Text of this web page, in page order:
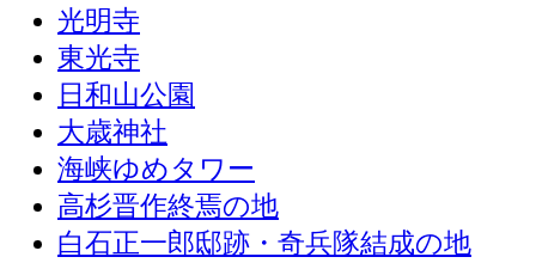
光明寺
東光寺
日和山公園
大歳神社
海峡ゆめタワー
高杉晋作終焉の地
白石正一郎邸跡・奇兵隊結成の地